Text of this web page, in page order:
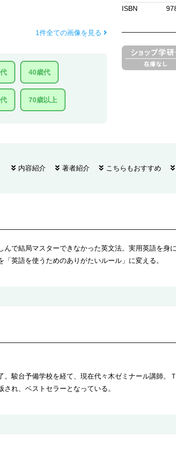
1件全ての画像を見る
40歳代
70歳以上
ISBN
内容紹介 著者紹介 こちらもおすすめ
んで結局マスターできなかった英文法。実用英語を身
英語を使うためのありがたいルール」に変える。
。駿台予備学校を経て、現在代々木ゼミナール講師。
れ、ベストセラーとなっている。